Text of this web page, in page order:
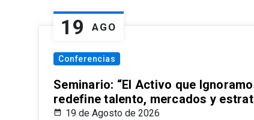
19 AGO
Conferencias
Seminario: “El Activo que
redefine talento, mercados y
19 de Agosto de 2026